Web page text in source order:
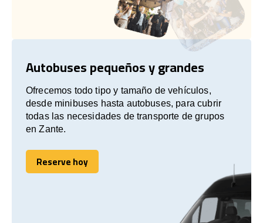
Autobuses pequeños y grandes
Ofrecemos todo tipo y tamaño de vehículos,
desde minibuses hasta autobuses, para cubrir
todas las necesidades de transporte de grupos
en Zante.
Reserve hoy
Reserve hoy